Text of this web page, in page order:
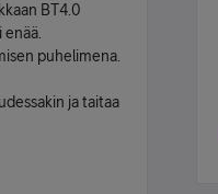
BT4.0
puhelimena.
ja taitaa